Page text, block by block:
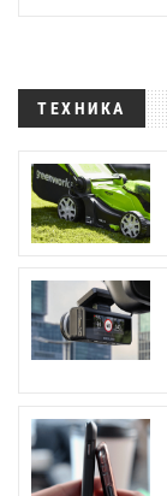
ТЕХНИКА